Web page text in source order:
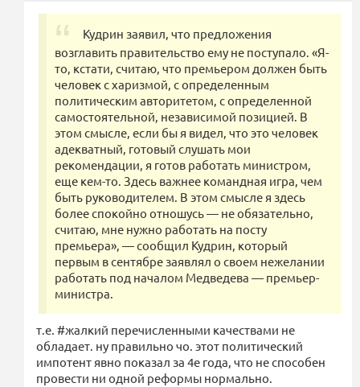
Кудрин заявил, что предложения
возглавить правительство ему не поступало. «Я-
то, кстати, считаю, что премьером должен быть
человек с харизмой, с определенным
политическим авторитетом, с определенной
самостоятельной, независимой позицией. В
этом смысле, если бы я видел, что это человек
адекватный, готовый слушать мои
рекомендации, я готов работать министром,
еще кем-то. Здесь важнее командная игра, чем
быть руководителем. В этом смысле я здесь
более спокойно отношусь — не обязательно,
считаю, мне нужно работать на посту
премьера», — сообщил Кудрин, который
первым в сентябре заявлял о своем нежелании
работать под началом Медведева — премьер-
министра.
т.е. #жалкий перечисленными качествами не
обладает. ну правильно чо. этот политический
импотент явно показал за 4е года, что не способен
провести ни одной реформы нормально.